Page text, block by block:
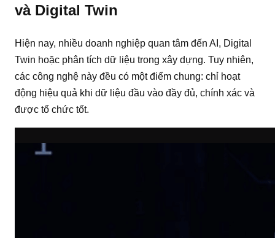
và Digital Twin
Hiện nay, nhiều doanh nghiệp quan tâm đến AI, Digital
Twin hoặc phân tích dữ liệu trong xây dựng. Tuy nhiên,
các công nghệ này đều có một điểm chung: chỉ hoạt
động hiệu quả khi dữ liệu đầu vào đầy đủ, chính xác và
được tổ chức tốt.